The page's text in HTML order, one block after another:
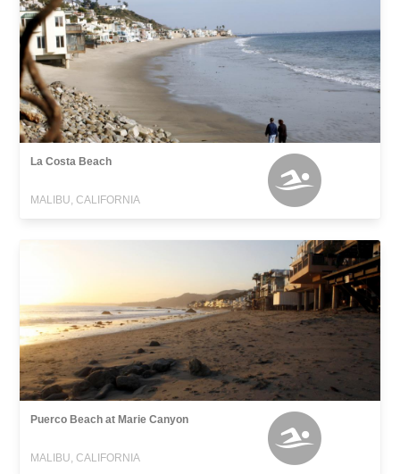
La Costa Beach
MALIBU, CALIFORNIA
Puerco Beach at Marie Canyon
MALIBU, CALIFORNIA